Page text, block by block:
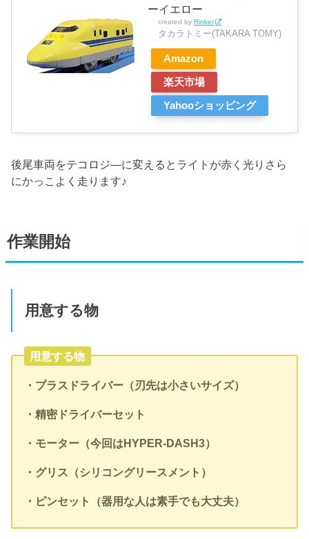
ーイエロー
created by Rinker
タカラトミー(TAKARA TOMY)
Amazon
楽天市場
Yahooショッピング
後尾車両をテコロジ―に変えるとライトが赤く光りさら
にかっこよく走ります♪
作業開始
用意する物
用意する物
・プラスドライバー（刃先は小さいサイズ）
・精密ドライバーセット
・モーター（今回は HYPER-DASH3）
・グリス（シリコングリースメント）
・ピンセット（器用な人は素手でも大丈夫）